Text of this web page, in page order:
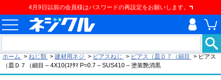
4月9日以前の会員様はパスワードの再設定をお願いします。
ホーム > ねじ類 > 建材用ネジ > ピアスねじ > ピアス（皿Ｄ７（細目 > ピアス
（皿Ｄ７（細目 – 4X10(ｺｱﾀﾏ P=0.7 – SUS410 – 塗装艶消黒